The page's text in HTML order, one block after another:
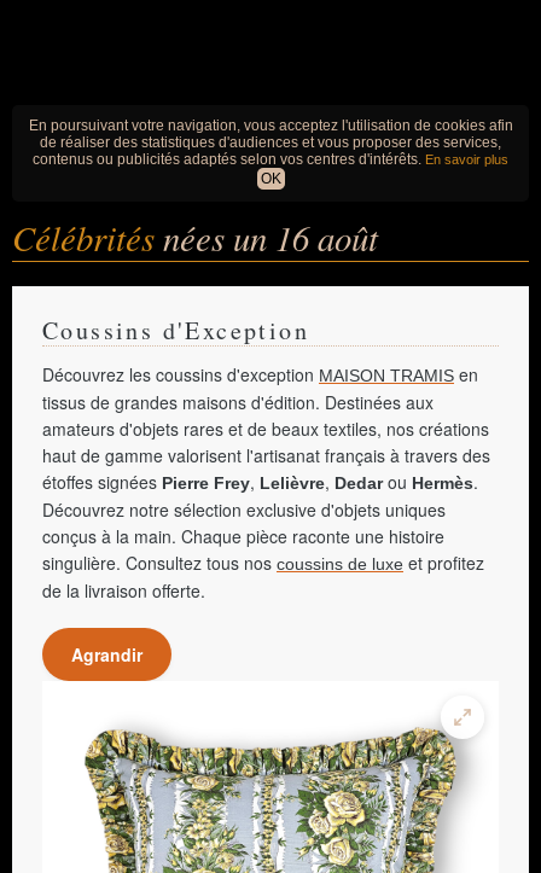
En poursuivant votre navigation, vous acceptez l'utilisation de cookies afin
de réaliser des statistiques d'audiences et vous proposer des services,
contenus ou publicités adaptés selon vos centres d'intérêts. En savoir plus
OK
Célébritésnées un 16 août
Coussins d'Exception
Découvrez les coussins d'exception MAISON TRAMIS en
tissus de grandes maisons d'édition. Destinées aux
amateurs d'objets rares et de beaux textiles, nos créations
haut de gamme valorisent l'artisanat français à travers des
étoffes signées Pierre Frey, Lelièvre, Dedarou Hermès.
Découvrez notre sélection exclusive d'objets uniques
conçus à la main. Chaque pièce raconte une histoire
singulière. Consultez tous nos coussins de luxe et profitez
de la livraison offerte.
Agrandir